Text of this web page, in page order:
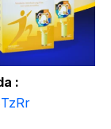
: